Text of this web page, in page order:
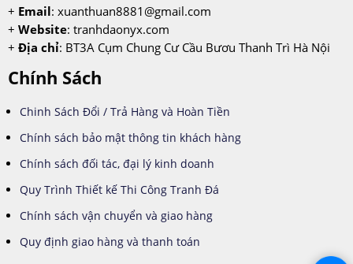
+ Email: xuanthuan8881@gmail.com
+ Website: tranhdaonyx.com
+ Địa chỉ: BT3A Cụm Chung Cư Cầu Bươu Thanh Trì Hà Nội
Chính Sách
Chinh Sách Đổi / Trả Hàng và Hoàn Tiền
Chính sách bảo mật thông tin khách hàng
Chính sách đối tác, đại lý kinh doanh
Quy Trình Thiết kế Thi Công Tranh Đá
Chính sách vận chuyển và giao hàng
Quy định giao hàng và thanh toán